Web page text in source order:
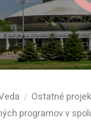
Ostatné
programov v